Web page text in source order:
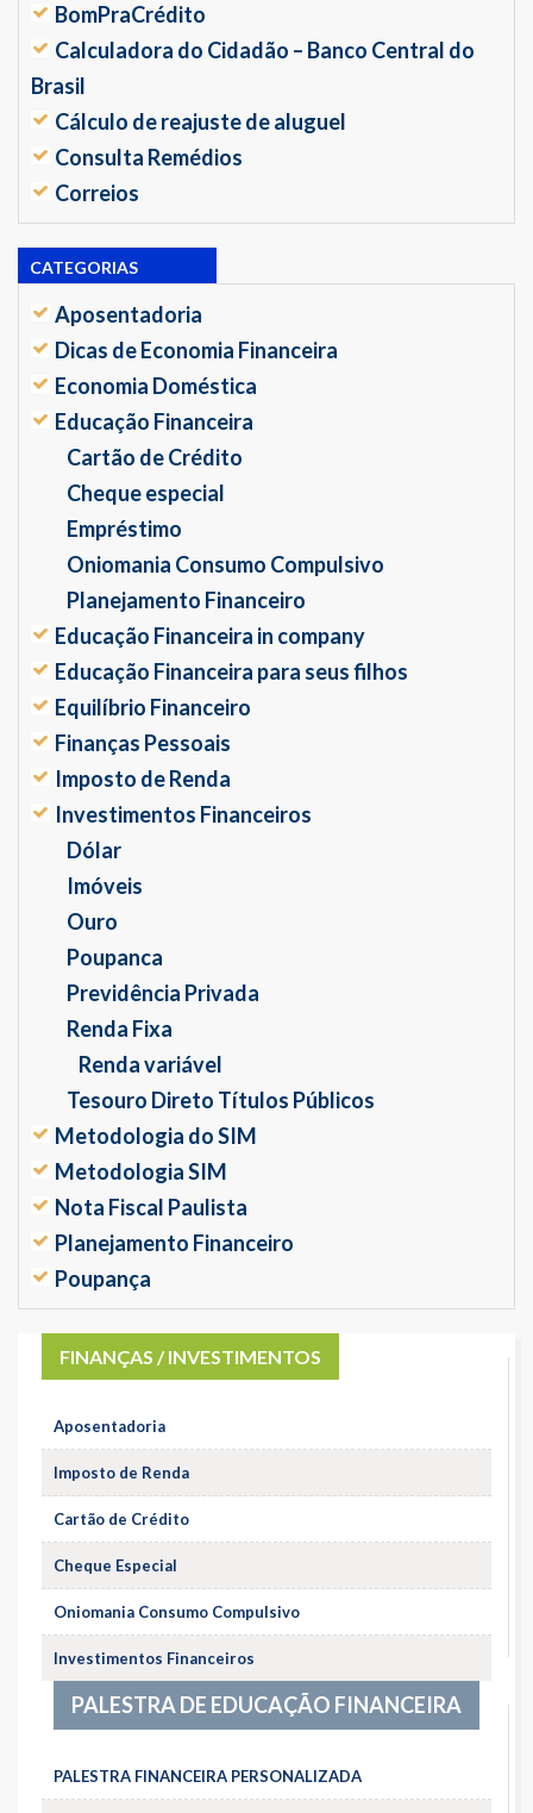
BomPraCrédito
Calculadora do Cidadão – Banco Central do
Brasil
Cálculo de reajuste de aluguel
Consulta Remédios
Correios
CATEGORIAS
Aposentadoria
Dicas de Economia Financeira
Economia Doméstica
Educação Financeira
Cartão de Crédito
Cheque especial
Empréstimo
Oniomania Consumo Compulsivo
Planejamento Financeiro
Educação Financeira in company
Educação Financeira para seus filhos
Equilíbrio Financeiro
Finanças Pessoais
Imposto de Renda
Investimentos Financeiros
Dólar
Imóveis
Ouro
Poupanca
Previdência Privada
Renda Fixa
Renda variável
Tesouro Direto Títulos Públicos
Metodologia do SIM
Metodologia SIM
Nota Fiscal Paulista
Planejamento Financeiro
Poupança
FINANÇAS / INVESTIMENTOS
Aposentadoria
Imposto de Renda
Cartão de Crédito
Cheque Especial
Oniomania Consumo Compulsivo
Investimentos Financeiros
PALESTRA DE EDUCAÇÃO FINANCEIRA
PALESTRA FINANCEIRA PERSONALIZADA